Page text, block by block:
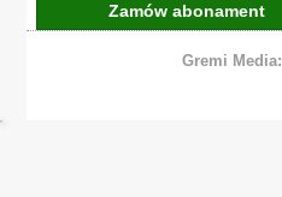
Zamów abonament
Gremi Media: